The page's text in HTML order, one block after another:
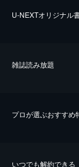
U-NEXTオリジナル
雑誌読み放題
プロが選ぶおすすめ
いつでも解約できる